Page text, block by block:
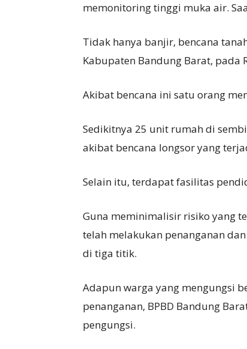
memonitoring tinggi muka air.
Tidak hanya banjir, bencana
Kabupaten Bandung Barat, pada
Akibat bencana ini satu orang
Sedikitnya 25 unit rumah di
akibat bencana longsor yang
Selain itu, terdapat fasilitas
Guna meminimalisir risiko yang
telah melakukan penanganan
di tiga titik.
Adapun warga yang mengungsi
penanganan, BPBD Bandung
pengungsi.